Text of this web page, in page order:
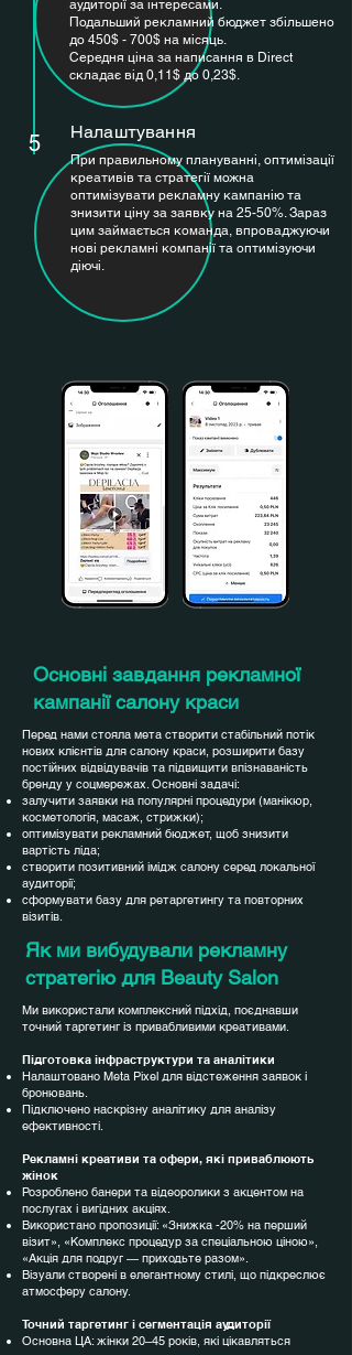
аудиторії за інтересами.
Подальший рекламний бюджет збільшено
до 450$ - 700$ на місяць.
Середня ціна за написання в Direct
складає від 0,11$ до 0,23$.
5 Налаштування
При правильному плануванні, оптимізації
креативів та стратегії можна
оптимізувати рекламну кампанію та
знизити ціну за заявку на 25-50%. Зараз
цим займається команда, впроваджуючи
нові рекламні компанії та оптимізуючи
діючі.
Основні завдання рекламної
кампанії салону краси
Перед нами стояла мета створити стабільний потік
нових клієнтів для салону краси, розширити базу
постійних відвідувачів та підвищити впізнаваність
бренду у соцмережах. Основні задачі:
залучити заявки на популярні процедури (манікюр,
косметологія, масаж, стрижки);
оптимізувати рекламний бюджет, щоб знизити
вартість ліда;
створити позитивний імідж салону серед локальної
аудиторії;
сформувати базу для ретаргетингу та повторних
візитів.
Як ми вибудували рекламну
стратегію для Beauty Salon
Ми використали комплексний підхід, поєднавши
точний таргетинг із привабливими креативами.
Підготовка інфраструктури та аналітики
Налаштовано Meta Pixel для відстеження заявок і
бронювань.
Підключено наскрізну аналітику для аналізу
ефективності.
Рекламні креативи та офери, які приваблюють
жінок
Розроблено банери та відеоролики з акцентом на
послугах і вигідних акціях.
Використано пропозиції: «Знижка -20% на перший
візит», «Комплекс процедур за спеціальною ціною»,
«Акція для подруг — приходьте разом».
Візуали створені в елегантному стилі, що підкреслює
атмосферу салону.
Точний таргетинг і сегментація аудиторії
Основна ЦА: жінки 20–45 років, які цікавляться